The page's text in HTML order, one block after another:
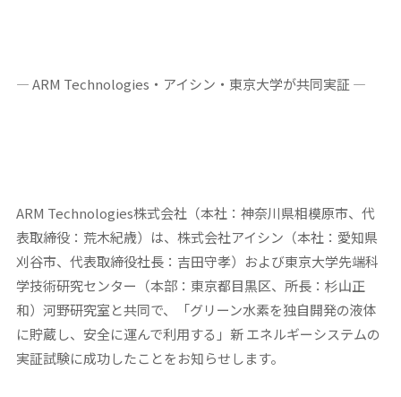
— ARM Technologies・アイシン・東京大学が共同実証 —
ARM Technologies株式会社（本社：神奈川県相模原市、代
表取締役：荒木紀歳）は、株式会社アイシン（本社：愛知県
刈谷市、代表取締役社長：吉田守孝）および東京大学先端科
学技術研究センター（本部：東京都目黒区、所長：杉山正
和）河野研究室と共同で、「グリーン水素を独自開発の液体
に貯蔵し、安全に運んで利用する」新 エネルギーシステムの
実証試験に成功したことをお知らせします。